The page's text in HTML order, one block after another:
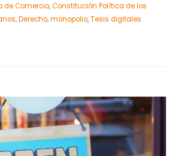
de Comercio,Constitución Política de los
,Derecho,monopolio,Tesis digitales